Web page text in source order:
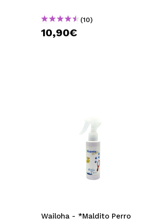
(10)
10,90€
Wailoha - *Maldito Perro